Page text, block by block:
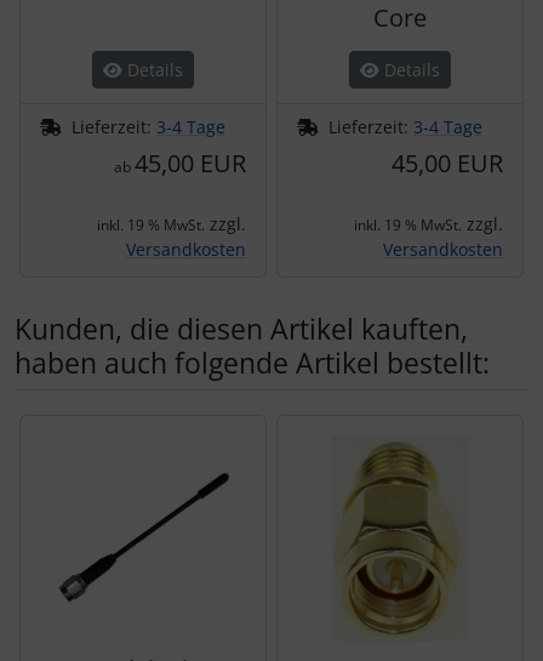
Details
Lieferzeit: 3-4 Tage
ab45,00 EUR
inkl. 19 % MwSt. zzgl.
Versandkosten
Core
Details
Lieferzeit: 3-4 Tage
45,00 EUR
inkl. 19 % MwSt. zzgl.
Versandkosten
Kunden, die diesen Artikel kauften,
haben auch folgende Artikel bestellt: